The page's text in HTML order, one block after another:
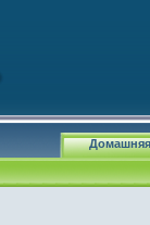
Домашняя